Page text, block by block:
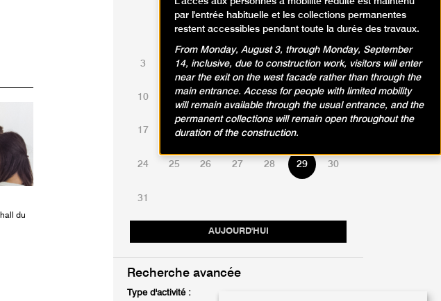
du
AUJOURD'HUI
1 2
3 4 5 6 7 8 9
10 11 12 13 14 15 16
17 18 19 20 21 22
24 25 26 27 28 29 30
31
Recherche avancée
Type d'activité :
par l'entrée habituelle et les collections permanentes
restent accessibles pendant toute la durée des travaux.
From Monday, August 3, through Monday, September
14, inclusive, due to construction work, visitors will enter
near the exit on the west facade rather than through the
main entrance. Access for people with limited mobility
will remain available through the usual entrance, and the
permanent collections will remain open throughout the
duration of the construction.